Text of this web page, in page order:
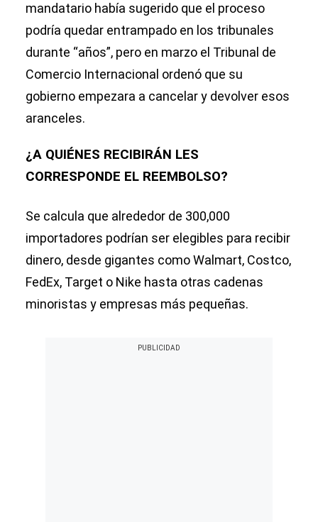
mandatario había sugerido que el proceso
podría quedar entrampado en los tribunales
durante “años”, pero en marzo el Tribunal de
Comercio Internacional ordenó que su
gobierno empezara a cancelar y devolver esos
aranceles.
¿A QUIÉNES RECIBIRÁN LES
CORRESPONDE EL REEMBOLSO?
Se calcula que alrededor de 300,000
importadores podrían ser elegibles para recibir
dinero, desde gigantes como Walmart, Costco,
FedEx, Target o Nike hasta otras cadenas
minoristas y empresas más pequeñas.